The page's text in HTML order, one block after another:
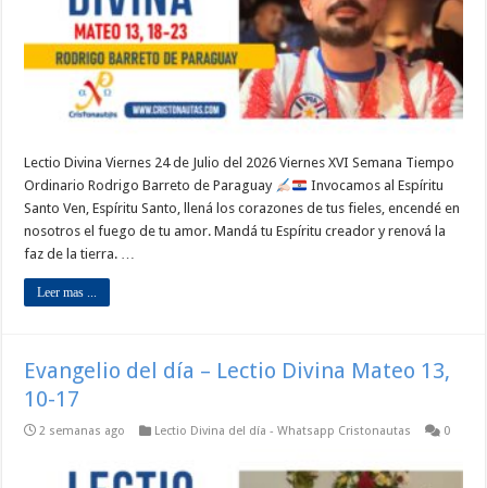
Lectio Divina Viernes 24 de Julio del 2026 Viernes XVI Semana Tiempo
Ordinario Rodrigo Barreto de Paraguay
Invocamos al Espíritu
Santo Ven, Espíritu Santo, llená los corazones de tus fieles, encendé en
nosotros el fuego de tu amor. Mandá tu Espíritu creador y renová la
faz de la tierra. …
Leer mas ...
Evangelio del día – Lectio Divina Mateo 13,
10-17
2 semanas ago Lectio Divina del día - Whatsapp Cristonautas 0